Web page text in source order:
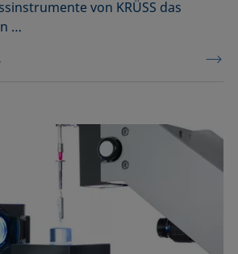
von KRÜSS das
…